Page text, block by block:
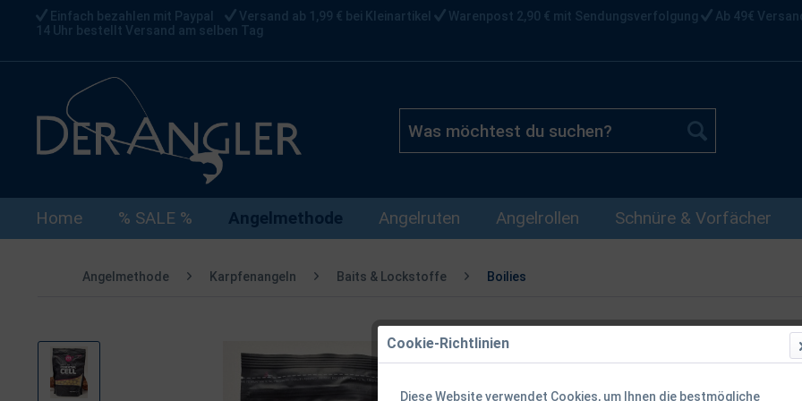
Einfach bezahlen mit Paypal Versand ab 1,99 € bei Kleinartikel Warenpost 2,90 € mit Sendungsverfolgung Ab 49€
14 Uhr bestellt Versand am selben Tag
Home % SALE % Angelmethode Angelruten Angelrollen Schnüre & Vorfächer
Angelmethode Karpfenangeln Baits & Lockstoffe Boilies
Mainline
20mm - 1kg
Cookie-Richtlinien
Diese Website verwendet Cookies, um Ihnen die bestmögliche